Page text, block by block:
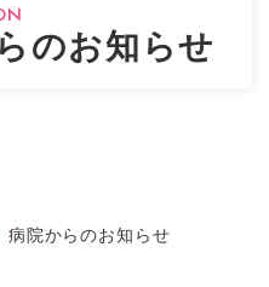
のお知らせ
病院からのお知らせ